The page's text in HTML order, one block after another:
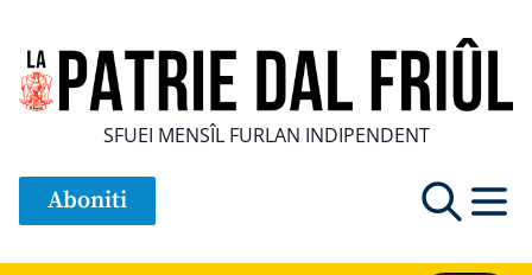
SFUEI MENSÎL FURLAN INDIPENDENT
Aboniti